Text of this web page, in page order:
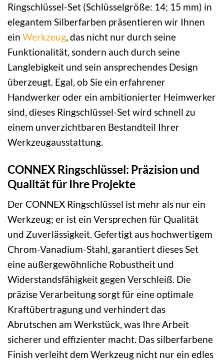
Ringschlüssel-Set (Schlüsselgröße: 14; 15 mm) in
elegantem Silberfarben präsentieren wir Ihnen
ein Werkzeug , das nicht nur durch seine
Funktionalität, sondern auch durch seine
Langlebigkeit und sein ansprechendes Design
überzeugt. Egal, ob Sie ein erfahrener
Handwerker oder ein ambitionierter Heimwerker
sind, dieses Ringschlüssel-Set wird schnell zu
einem unverzichtbaren Bestandteil Ihrer
Werkzeugausstattung.
CONNEX Ringschlüssel: Präzision und
Qualität für Ihre Projekte
Der CONNEX Ringschlüssel ist mehr als nur ein
Werkzeug; er ist ein Versprechen für Qualität
und Zuverlässigkeit. Gefertigt aus hochwertigem
Chrom-Vanadium-Stahl, garantiert dieses Set
eine außergewöhnliche Robustheit und
Widerstandsfähigkeit gegen Verschleiß. Die
präzise Verarbeitung sorgt für eine optimale
Kraftübertragung und verhindert das
Abrutschen am Werkstück, was Ihre Arbeit
sicherer und effizienter macht. Das silberfarbene
Finish verleiht dem Werkzeug nicht nur ein edles